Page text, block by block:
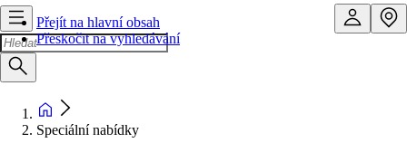
Přejít na hlavní obsah
Přeskočit na vyhledávání
Speciální nabídky